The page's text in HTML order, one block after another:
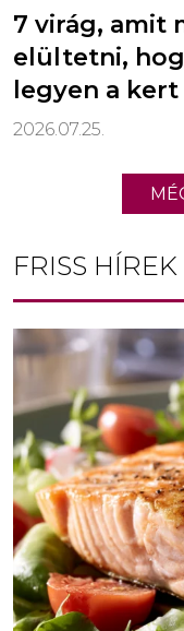
7 virág, amit
elültetni,
legyen a kert
2026.07.25.
FRISS HÍREK